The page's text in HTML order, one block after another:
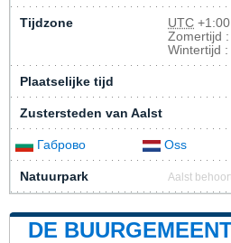
Tijdzone UTC
Zomertijd
Wintertijd
Plaatselijke tijd
Zustersteden van Aalst
Габрово Oss
Natuurpark Aalst
DE